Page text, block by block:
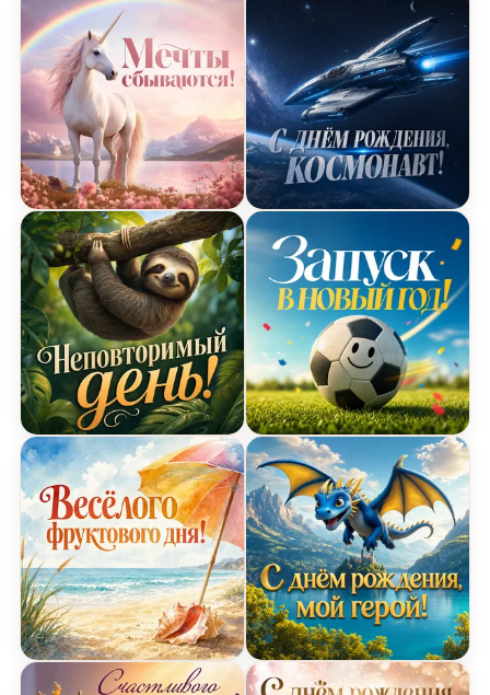
Открытка Дня Рождения с единорогом
Открытка Дня Рождения с ленивцем
Открытка Дня Рождения с морской тематикой
Открытка Дня Рождения
Открытка Дня Рождения
Открытка Дня Рождения